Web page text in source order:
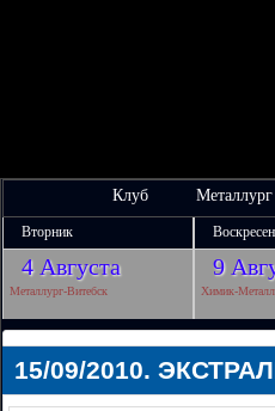
Клуб Металлург
Вторник
4 Августа 9
Металлург-Витебск Химик-
15/09/2010.